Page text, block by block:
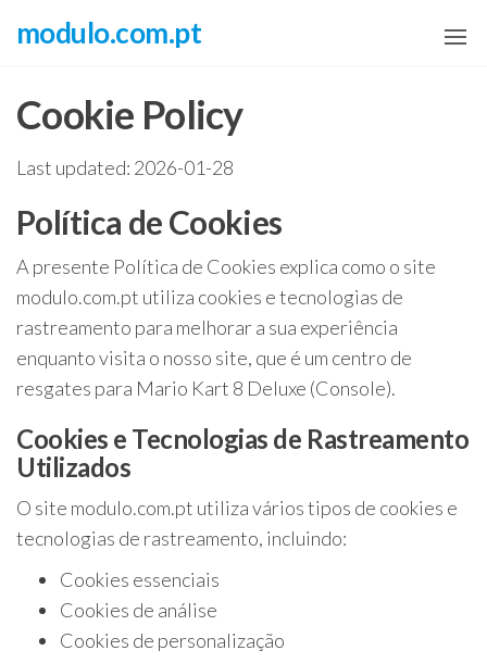
content
modulo.com.pt
Cookie Policy
Last updated: 2026-01-28
Política de Cookies
A presente Política de Cookies explica como o site
modulo.com.pt utiliza cookies e tecnologias de
rastreamento para melhorar a sua experiência
enquanto visita o nosso site, que é um centro de
resgates para Mario Kart 8 Deluxe (Console).
Cookies e Tecnologias de Rastreamento
Utilizados
O site modulo.com.pt utiliza vários tipos de cookies e
tecnologias de rastreamento, incluindo:
Cookies essenciais
Cookies de análise
Cookies de personalização